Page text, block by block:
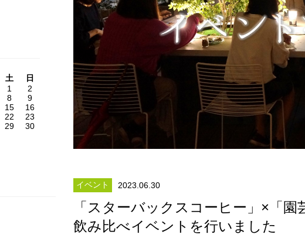
イベント 2023.06.30
「スターバックスコーヒー」×「
飲み比べイベントを行いました
土
日
1
2
8
9
15
16
22
23
29
30